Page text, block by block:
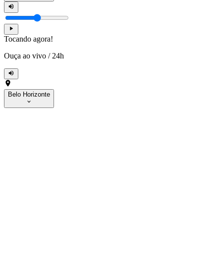
Tocando agora!
Ouça ao vivo / 24h
Belo Horizonte